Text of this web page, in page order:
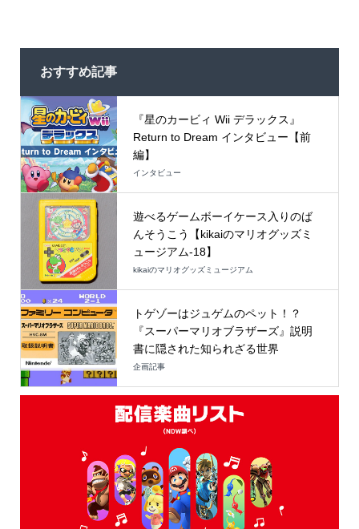
おすすめ記事
『星のカービィ Wii デラックス』
Return to Dream インタビュー【前
編】
インタビュー
遊べるゲームボーイケース入りのば
んそうこう【kikaiのマリオグッズミ
ュージアム-18】
kikaiのマリオグッズミュージアム
トゲゾーはジュゲムのペット！？
『スーパーマリオブラザーズ』説明
書に隠された知られざる世界
企画記事